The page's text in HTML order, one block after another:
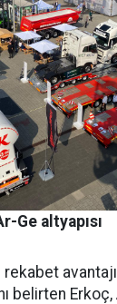
Ge altyapısı
belirten Erkoç,